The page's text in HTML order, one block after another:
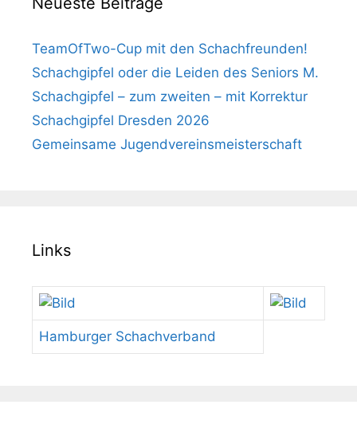
TeamOfTwo-Cup mit den Schachfreunden!
Schachgipfel oder die Leiden des Seniors M.
Schachgipfel – zum zweiten – mit Korrektur
Schachgipfel Dresden 2026
Gemeinsame Jugendvereinsmeisterschaft
Links
Hamburger Schachverband